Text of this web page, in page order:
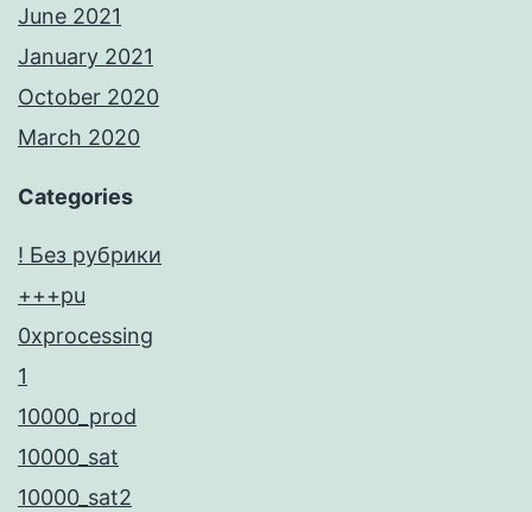
June 2021
January 2021
October 2020
March 2020
Categories
! Без рубрики
+++pu
0xprocessing
1
10000_prod
10000_sat
10000_sat2